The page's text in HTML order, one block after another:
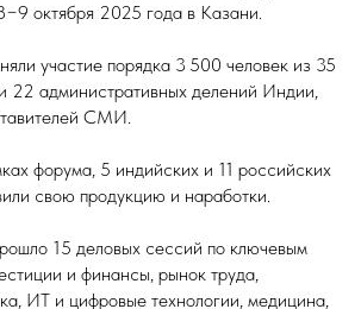
октября 2025 года в Казани.
участие порядка 3 500 человек из 35
22 административных делений Индии,
СМИ.
форума, 5 индийских и 11 российских
свою продукцию и наработки.
15 деловых сессий по ключевым
и финансы, рынок труда,
ИТ и цифровые технологии, медицина,